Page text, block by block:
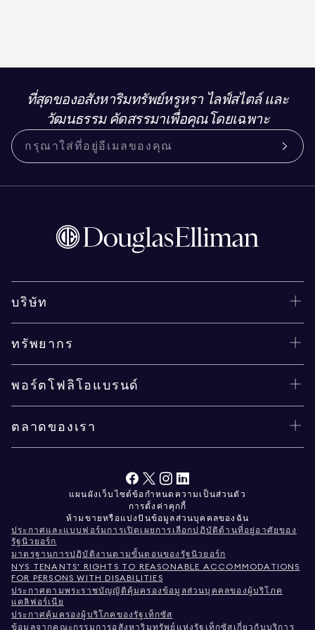
ที่สุดของอสังหาริมทรัพย์หรูหรา ไลฟ์สไตล์ และ
วัฒนธรรม คัดสรรมาเพื่อคุณโดยเฉพาะ
บริษัท
ทรัพยากร
พอร์ตโฟลิโอแบรนด์
ตลาดของเรา
แผนผังเว็บไซต์ข้อกำหนด ความเป็นส่วนตัว
การตั้งค่าคุกกี้
ห้ามขายหรือแบ่งปันข้อมูลส่วนบุคคลของฉัน
ประกาศและแบบฟอร์มการเปิดเผยการเลือกปฏิบัติด้านที่อยู่อาศัยของ
รัฐนิวยอร์ก
มาตรฐานการปฏิบัติงานตามขั้นตอนของรัฐนิวยอร์ก
NYS TENANTS' RIGHTS TO REASONABLE ACCOMMODATIONS
FOR PERSONS WITH DISABILITIES
ประกาศตามพระราชบัญญัติคุ้มครองข้อมูลส่วนบุคคลของผู้บริโภค
แคลิฟอร์เนีย
ประกาศคุ้มครองผู้บริโภคของรัฐเท็กซัส
ข้อมูลจากคณะกรรมการอสังหาริมทรัพย์แห่งรัฐเท็กซัสเกี่ยวกับบริการ